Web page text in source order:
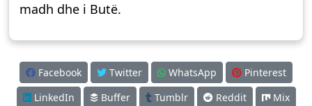
madh dhe i Butë.
Facebook Twitter WhatsApp
Pinterest
LinkedIn
Buffer Tumblr Reddit
Mix